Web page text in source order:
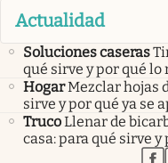
Actualidad
Soluciones caseras
qué sirve y por qué
HogarMezclar hojas
sirve y por qué ya se
TrucoLlenar de
casa: para qué sirve